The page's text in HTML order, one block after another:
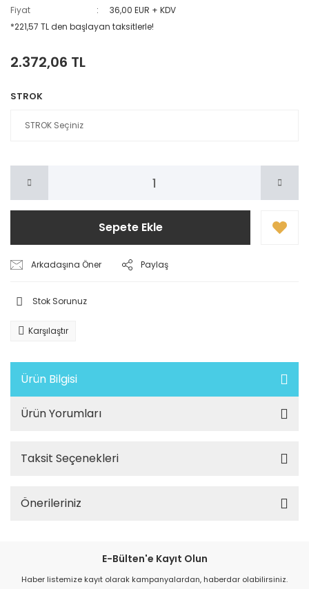
Fiyat
36,00 EUR + KDV
*221,57 TL den başlayan taksitlerle!
2.372,06 TL
STROK
Sepete Ekle
Arkadaşına Öner Paylaş
Stok Sorunuz
Karşılaştır
Ürün Bilgisi
Ürün Yorumları
Taksit Seçenekleri
Önerileriniz
E-Bülten'e Kayıt Olun
Haber listemize kayıt olarak kampanyalardan, haberdar olabilirsiniz.